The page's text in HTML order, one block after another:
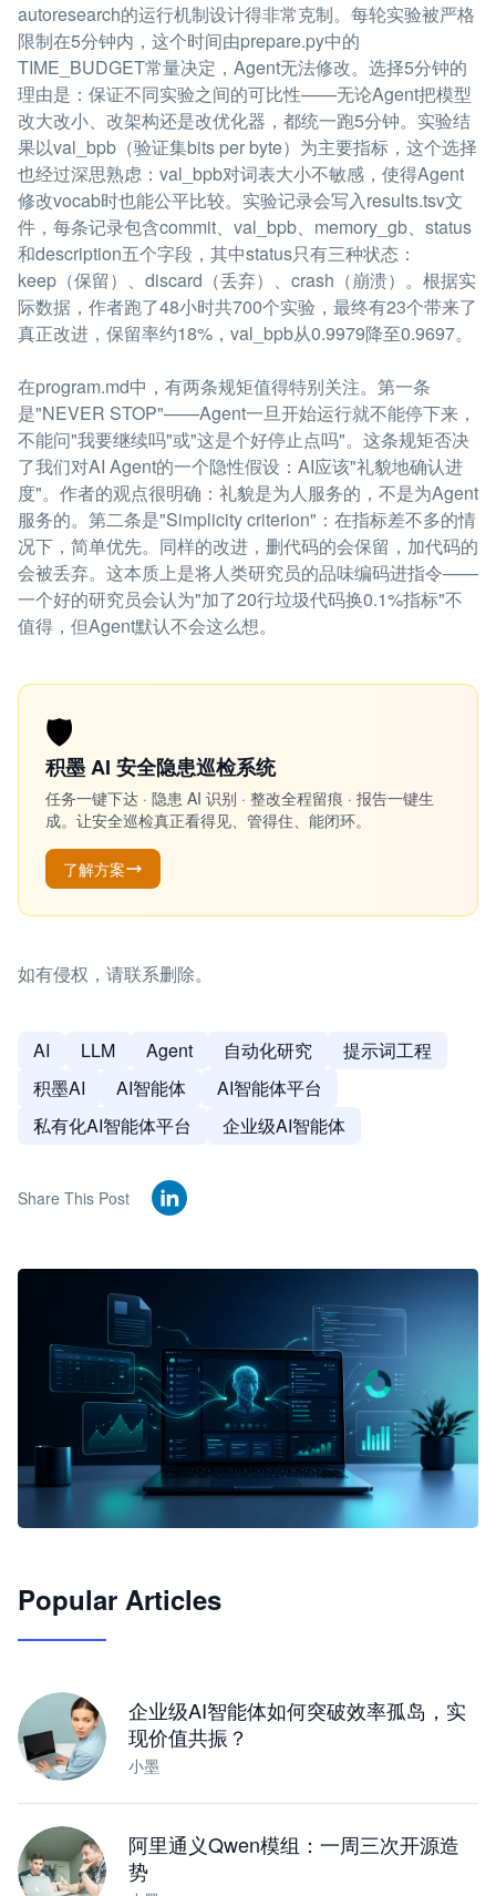
autoresearch的运行机制设计得非常克制。每轮实验被严格
限制在5分钟内，这个时间由prepare.py中的
TIME_BUDGET常量决定，Agent无法修改。选择5分钟的
理由是：保证不同实验之间的可比性——无论Agent把模型
改大改小、改架构还是改优化器，都统一跑5分钟。实验结
果以val_bpb（验证集bits per byte）为主要指标，这个选择
也经过深思熟虑：val_bpb对词表大小不敏感，使得Agent
修改vocab时也能公平比较。实验记录会写入results.tsv文
件，每条记录包含commit、val_bpb、memory_gb、status
和description五个字段，其中status只有三种状态：
keep（保留）、discard（丢弃）、crash（崩溃）。根据实
际数据，作者跑了48小时共700个实验，最终有23个带来了
真正改进，保留率约18%，val_bpb从0.9979降至0.9697。
在program.md中，有两条规矩值得特别关注。第一条
是"NEVER STOP"——Agent一旦开始运行就不能停下来，
不能问"我要继续吗"或"这是个好停止点吗"。这条规矩否决
了我们对AI Agent的一个隐性假设：AI应该"礼貌地确认进
度"。作者的观点很明确：礼貌是为人服务的，不是为Agent
服务的。第二条是"Simplicity criterion"：在指标差不多的情
况下，简单优先。同样的改进，删代码的会保留，加代码的
会被丢弃。这本质上是将人类研究员的品味编码进指令——
一个好的研究员会认为"加了20行垃圾代码换0.1%指标"不
值得，但Agent默认不会这么想。
🛡️
积墨 AI 安全隐患巡检系统
任务一键下达 · 隐患 AI 识别 · 整改全程留痕 · 报告一键生
成。让安全巡检真正看得见、管得住、能闭环。
了解方案
如有侵权，请联系删除。
AI LLM Agent 自动化研究
提示词工程
积墨AI
AI智能体
AI智能体平台
私有化AI智能体平台
企业级AI智能体
Share This Post
JimoClaw 桌面 AI Agent 工作台
Popular Articles
企业级AI智能体如何突破效率孤岛，实
现价值共振？
小墨
阿里通义Qwen模组：一周三次开源造
势